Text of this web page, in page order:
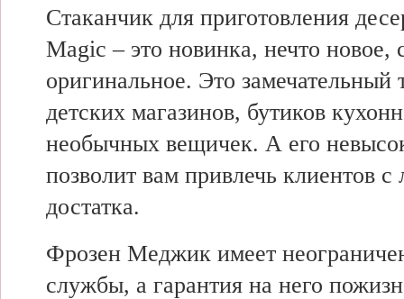
Стаканчик для приготовления
Magic – это новинка, нечто новое,
оригинальное. Это замечательный
детских магазинов, бутиков
необычных вещичек. А его
позволит вам привлечь клиентов
достатка.
Фрозен Меджик имеет
службы, а гарантия на него